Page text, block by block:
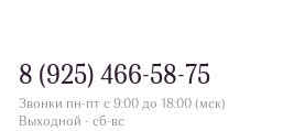
8 (925) 466-58-75
Звонки пн-пт с 9:00 до 18:00 (мск)
Выходной - сб-вс